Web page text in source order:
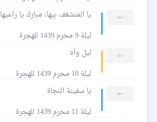
يا المنشغف بيها، مبارك يا راعيها
ليلة 9 محرم 1439 للهجرة
ليل وآه
ليلة 10 محرم 1439 للهجرة
يا سفينة النجاة
ليلة 11 محرم 1439 للهجرة